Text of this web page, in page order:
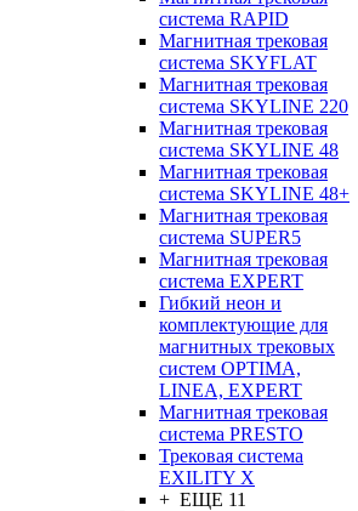
система RAPID
Магнитная трековая
система SKYFLAT
Магнитная трековая
система SKYLINE 220
Магнитная трековая
система SKYLINE 48
Магнитная трековая
система SKYLINE 48+
Магнитная трековая
система SUPER5
Магнитная трековая
система EXPERT
Гибкий неон и
комплектующие для
магнитных трековых
систем OPTIMA,
LINEA, EXPERT
Магнитная трековая
система PRESTO
Трековая система
EXILITY X
+ ЕЩЕ 11